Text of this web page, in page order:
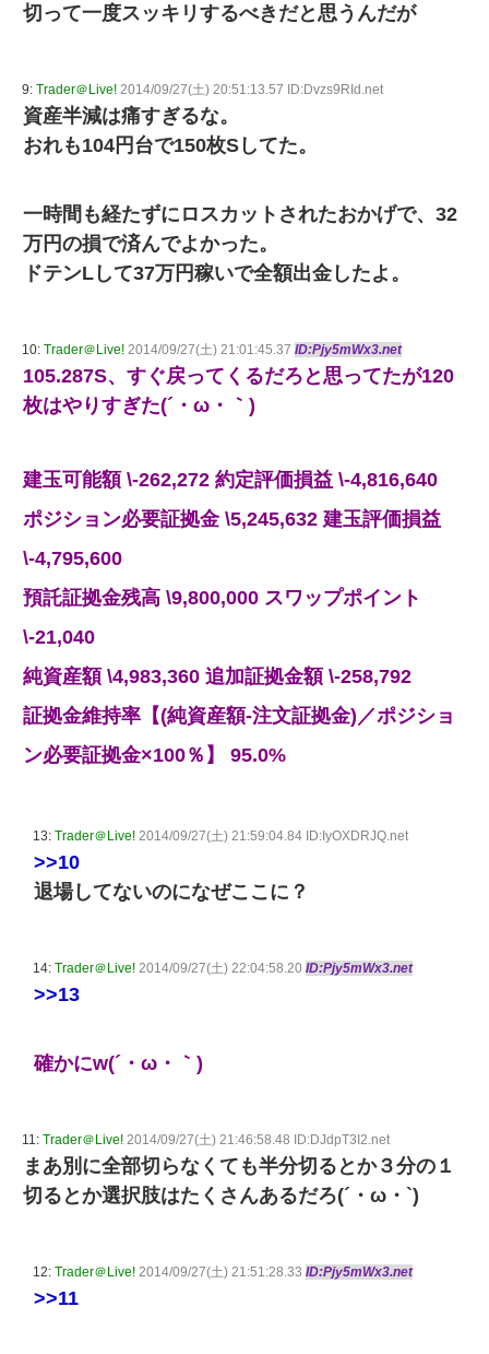
切って一度スッキリするべきだと思うんだが
9: Trader＠Live! 2014/09/27(土) 20:51:13.57 ID:Dvzs9RId.net
資産半減は痛すぎるな。
おれも104円台で150枚Sしてた。
一時間も経たずにロスカットされたおかげで、32
万円の損で済んでよかった。
ドテンLして37万円稼いで全額出金したよ。
10: Trader＠Live! 2014/09/27(土) 21:01:45.37 ID:Pjy5mWx3.net
105.287S、すぐ戻ってくるだろと思ってたが120
枚はやりすぎた(´・ω・｀)
建玉可能額 \-262,272 約定評価損益 \-4,816,640
ポジション必要証拠金 \5,245,632 建玉評価損益
\-4,795,600
預託証拠金残高 \9,800,000 スワップポイント
\-21,040
純資産額 \4,983,360 追加証拠金額 \-258,792
証拠金維持率【(純資産額-注文証拠金)／ポジショ
ン必要証拠金×100％】 95.0%
13: Trader＠Live! 2014/09/27(土) 21:59:04.84 ID:IyOXDRJQ.net
>>10
退場してないのになぜここに？
14: Trader＠Live! 2014/09/27(土) 22:04:58.20 ID:Pjy5mWx3.net
>>13
確かにw(´・ω・｀)
11: Trader＠Live! 2014/09/27(土) 21:46:58.48 ID:DJdpT3I2.net
まあ別に全部切らなくても半分切るとか３分の１
切るとか選択肢はたくさんあるだろ(´・ω・`)
12: Trader＠Live! 2014/09/27(土) 21:51:28.33 ID:Pjy5mWx3.net
>>11